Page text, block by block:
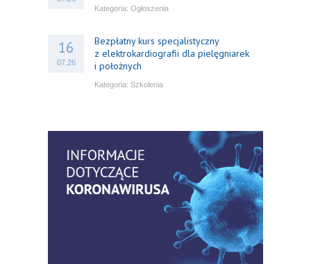
Kategoria: Ogłoszenia
16
07.26
Bezpłatny kurs specjalistyczny
z elektrokardiografii dla pielęgniarek
i położnych
Kategoria: Szkolenia
praktyki – aktualny konsensus ekspertów
w dostępie naczyniowym
Kategoria:Szkolenia
06
Zaproszenie na Ogólnopolską
Konferencję Naukową „Terminologia
w pielęgniarstwie – komunikacja,
standaryzacja, praktyka”